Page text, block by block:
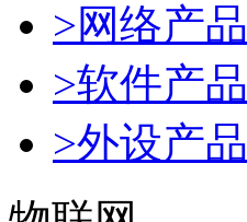
>网络产品
>软件产品
>外设产品